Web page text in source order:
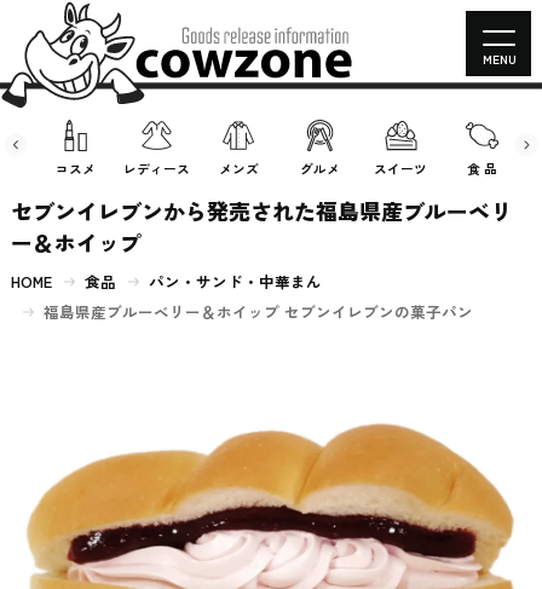
コスメ レディース メンズ グルメ スイーツ 食 品
MENU
セブンイレブンから発売された福島県産ブルーベリ
ー＆ホイップ
HOME 食品
パン・サンド・中華まん
福島県産ブルーベリー＆ホイップ セブンイレブンの菓子パン